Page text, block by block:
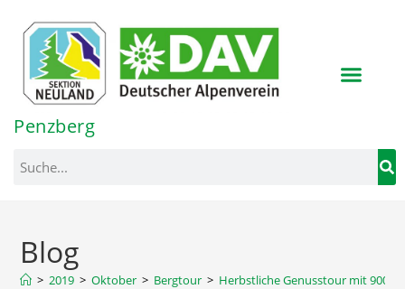
springen
Penzberg
Blog
> 2019 > Oktober > Bergtour > Herbstliche Genusstour mit 900